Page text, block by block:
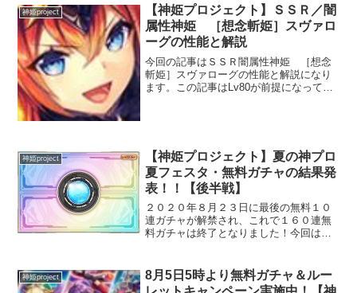
神姫project
【神姫プロジェクト】ＳＳＲ／闇
属性神姫 ［想念斬姫］スヴァロ
ーグの性能と解説
今回の記事はＳＳＲ闇属性神姫 ［想念
斬姫］スヴァローグの性能と解説になり
ます。この記事はLv80が前提になってい
神姫project
【神姫プロジェクト】夏の神プロ
夏フェスタ・無料ガチャの結果発
表！！【後半戦】
２０２０年８月２３日に最後の無料１０
連ガチャが解禁され、これで１６０連無
料ガチャは終了となりました！今回は８
期待して見ていってください！！９日
目！でない！ＳＳＲが出ない...
神姫project
8月5日5時より無料ガチャ＆ルー